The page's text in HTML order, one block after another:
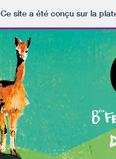
Ce site a été conçu sur la